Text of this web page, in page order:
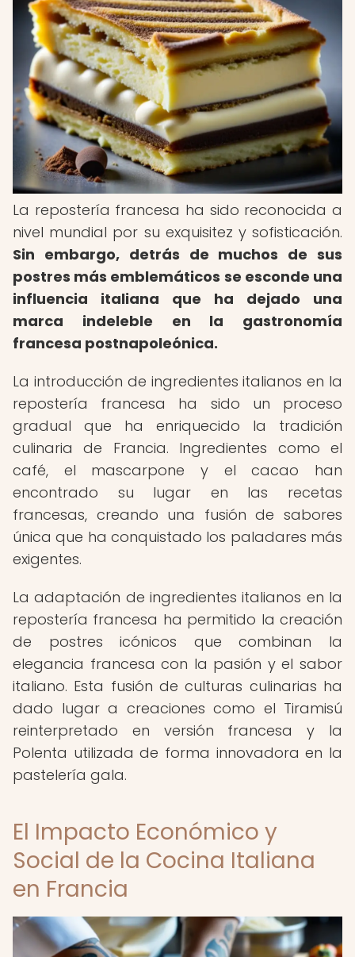
La repostería francesa ha sido reconocida a
nivel mundial por su exquisitez y sofisticación.
Sin embargo, detrás de muchos de sus
postres más emblemáticos se esconde una
influencia italiana que ha dejado una
marca indeleble en la gastronomía
francesa postnapoleónica.
La introducción de ingredientes italianos en la
repostería francesa ha sido un proceso
gradual que ha enriquecido la tradición
culinaria de Francia. Ingredientes como el
café, el mascarpone y el cacao han
encontrado su lugar en las recetas
francesas, creando una fusión de sabores
única que ha conquistado los paladares más
exigentes.
La adaptación de ingredientes italianos en la
repostería francesa ha permitido la creación
de postres icónicos que combinan la
elegancia francesa con la pasión y el sabor
italiano. Esta fusión de culturas culinarias ha
dado lugar a creaciones como el Tiramisú
reinterpretado en versión francesa y la
Polenta utilizada de forma innovadora en la
pastelería gala.
El Impacto Económico y
Social de la Cocina Italiana
en Francia